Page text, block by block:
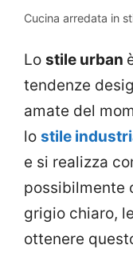
Cucina arredata in
Lo stile urban
tendenze
amate del
lo stile
e si realizza
possibilmente
grigio chiaro,
ottenere